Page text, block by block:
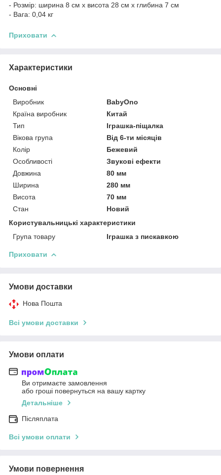
- Розмір: ширина 8 см х висота 28 см х глибина 7 см
- Вага: 0,04 кг
Приховати
Характеристики
Основні
Виробник
BabyOno
Країна виробник
Китай
Тип
Іграшка-піщалка
Вікова група
Від 6-ти місяців
Колір
Бежевий
Особливості
Звукові ефекти
Довжина
80 мм
Ширина
280 мм
Висота
70 мм
Стан
Новий
Користувальницькі характеристики
Група товару
Іграшка з пискавкою
Приховати
Умови доставки
Нова Пошта
Всі умови доставки
Умови оплати
Ви отримаєте замовлення
або гроші повернуться на вашу картку
Детальніше
Післяплата
Всі умови оплати
Умови повернення